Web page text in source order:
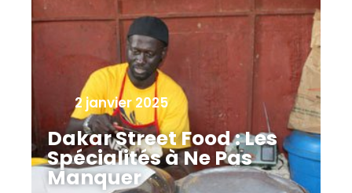
2 janvier 2025
Dakar Street Food : Les
Spécialités à Ne Pas
Manquer